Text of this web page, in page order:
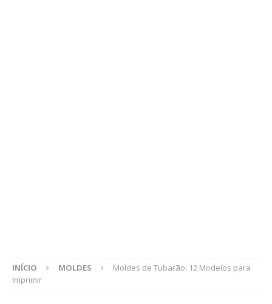
INÍCIO MOLDES
Moldes de Tubarão: 12 Modelos para
Imprimir